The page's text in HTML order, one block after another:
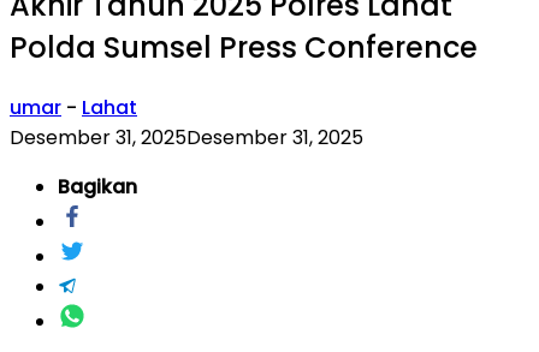
Polda Sumsel Press Conference
umar - Lahat
Desember 31, 2025Desember 31, 2025
Bagikan